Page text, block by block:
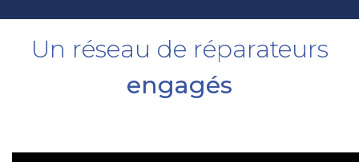
Un réseau de réparateurs
engagés